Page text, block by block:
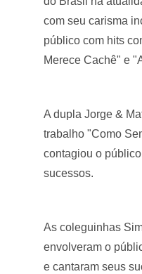
com seu carisma
público com hits
Merece Cachê" e
A dupla Jorge &
trabalho "Como
contagiou o
sucessos.
As coleguinhas
envolveram o
e cantaram seus